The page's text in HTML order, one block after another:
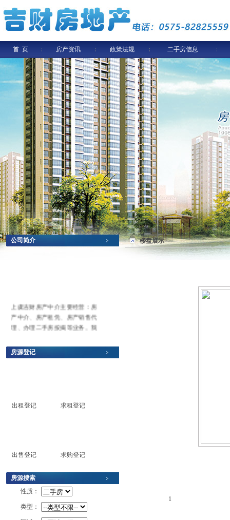
首 页 房产资讯 政策法规 二手房信息
公司简介
上虞吉财房产中介主要经营：房
产中介、房产租凭、房产销售代
理、办理二手房按揭等业务。我
务、高规范为准则，本着以人为
本、以客户主上为原则，并以最
就是我们最大的追求。
房源登记
出租登记 求租登记
出售登记 求购登记
房源搜索
性质：
类型：
楼盘展示
1